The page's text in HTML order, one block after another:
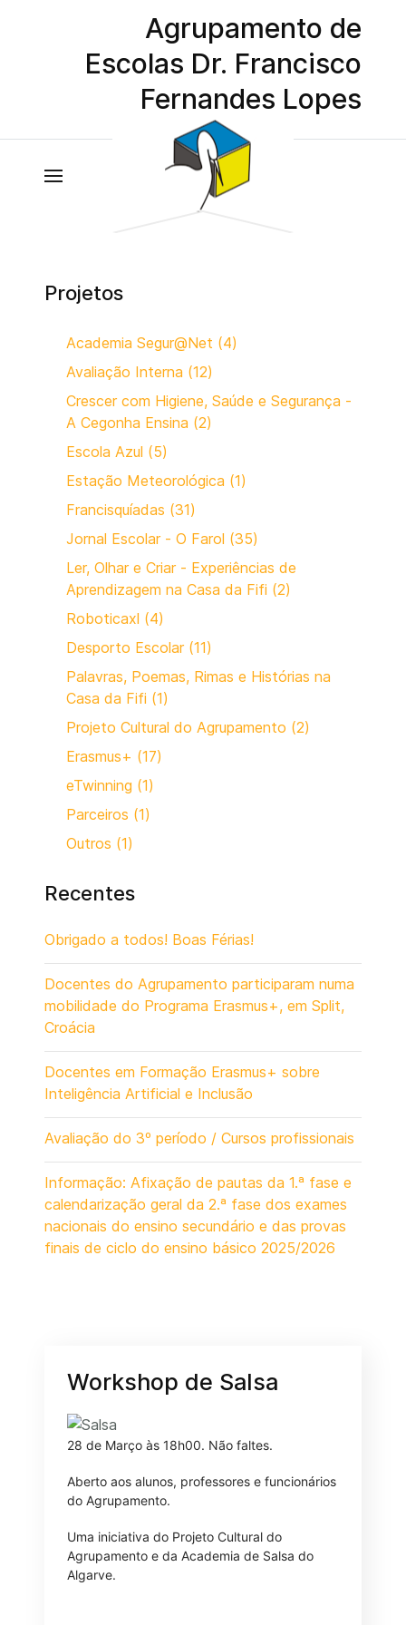
Agrupamento de
Escolas Dr. Francisco
Fernandes Lopes
Projetos
Academia Segur@Net (4)
Avaliação Interna (12)
Crescer com Higiene, Saúde e Segurança -
A Cegonha Ensina (2)
Escola Azul (5)
Estação Meteorológica (1)
Francisquíadas (31)
Jornal Escolar - O Farol (35)
Ler, Olhar e Criar - Experiências de
Aprendizagem na Casa da Fifi (2)
Roboticaxl (4)
Desporto Escolar (11)
Palavras, Poemas, Rimas e Histórias na
Casa da Fifi (1)
Projeto Cultural do Agrupamento (2)
Erasmus+ (17)
eTwinning (1)
Parceiros (1)
Outros (1)
Recentes
Obrigado a todos! Boas Férias!
Docentes do Agrupamento participaram numa
mobilidade do Programa Erasmus+, em Split,
Croácia
Docentes em Formação Erasmus+ sobre
Inteligência Artificial e Inclusão
Avaliação do 3º período / Cursos profissionais
Informação: Afixação de pautas da 1.ª fase e
calendarização geral da 2.ª fase dos exames
nacionais do ensino secundário e das provas
finais de ciclo do ensino básico 2025/2026
Workshop de Salsa
28 de Março às 18h00. Não faltes.
Aberto aos alunos, professores e funcionários
do Agrupamento.
Uma iniciativa do Projeto Cultural do
Agrupamento e da Academia de Salsa do
Algarve.